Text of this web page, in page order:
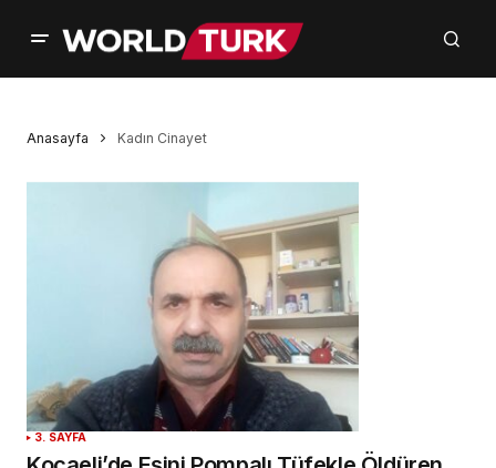
Anasayfa Kadın Cinayet
3. SAYFA